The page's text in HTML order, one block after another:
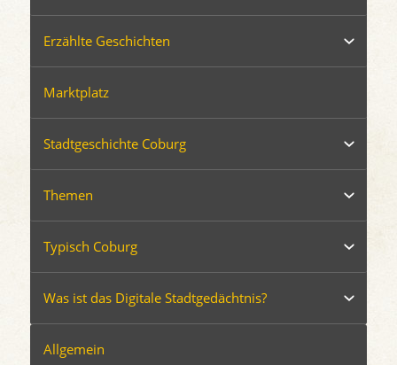
Erzählte Geschichten
Marktplatz
Stadtgeschichte Coburg
Themen
Typisch Coburg
Was ist das Digitale Stadtgedächtnis?
Allgemein